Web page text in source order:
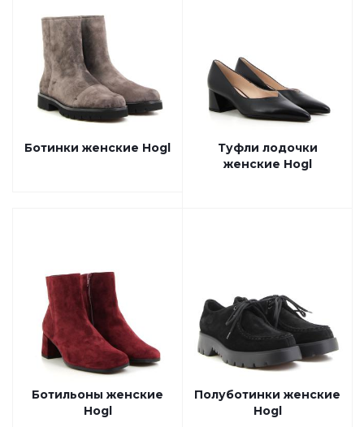
Ботинки женские Hogl
Туфли лодочки
женские Hogl
Ботильоны женские
Hogl
Полуботинки женские
Hogl